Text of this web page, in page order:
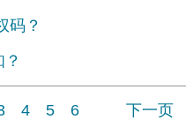
码？
4 5 6 下一页